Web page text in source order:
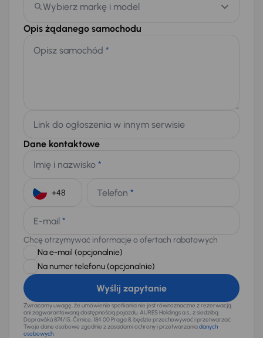
Wybierz markę i model
Opis żądanego samochodu
Opisz samochód *
Link do ogłoszenia w innym serwisie
Dane kontaktowe
Imię i nazwisko *
Telefon *
E-mail *
Chcę otrzymywać informacje o ofertach rabatowych
Na e-mail (opcjonalnie)
Na numer telefonu (opcjonalnie)
Wyślij zapytanie
Zwracamy uwagę, że umówienie spotkania nie jest równoznaczne z rezerwacją
ani zagwarantowaną dostępnością pojazdu. AURES Holdings a.s., z siedzibą
Dopraváků 874/15, Čimice, 184 00 Praga 8, będzie przechowywać i przetwarzać
Twoje dane osobowe zgodnie z zasadami ochrony i przetwarzaniadanych
osobowych.